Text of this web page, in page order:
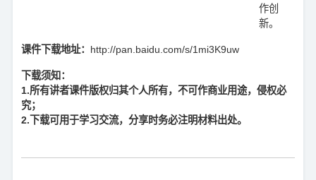
作创
新。
课件下载地址： http://pan.baidu.com/s/1mi3K9uw
下载须知：
1.所有讲者课件版权归其个人所有，不可作商业用途，侵权必
究；
2.下载可用于学习交流，分享时务必注明材料出处。